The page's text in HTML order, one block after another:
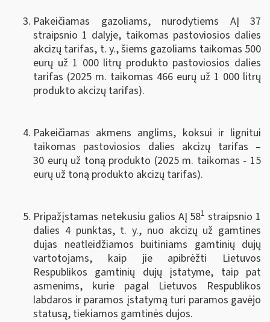
Pakeičiamas gazoliams, nurodytiems AĮ 37
straipsnio 1 dalyje, taikomas pastoviosios dalies
akcizų tarifas, t. y., šiems gazoliams taikomas 500
eurų už 1 000 litrų produkto pastoviosios dalies
tarifas (2025 m. taikomas 466 eurų už 1 000 litrų
produkto akcizų tarifas).
Pakeičiamas akmens anglims, koksui ir lignitui
taikomas pastoviosios dalies akcizų tarifas –
30 eurų už toną produkto (2025 m. taikomas - 15
eurų už toną produkto akcizų tarifas).
Pripažįstamas netekusiu galios AĮ 581 straipsnio 1
dalies 4 punktas, t. y., nuo akcizų už gamtines
dujas neatleidžiamos buitiniams gamtinių dujų
vartotojams, kaip jie apibrėžti Lietuvos
Respublikos gamtinių dujų įstatyme, taip pat
asmenims, kurie pagal Lietuvos Respublikos
labdaros ir paramos įstatymą turi paramos gavėjo
statusą, tiekiamos gamtinės dujos.